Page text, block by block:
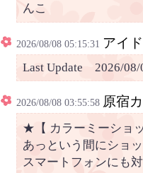
んこ
2026/08/08 05:15:31 アイ
Last Update 2026/08/
2026/08/08 03:55:58 原宿
★【 カラーミーショ
あっという間にショ
スマートフォンにも